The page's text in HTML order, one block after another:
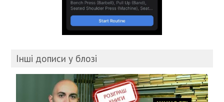
Інші дописи у блозі